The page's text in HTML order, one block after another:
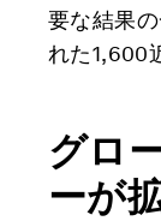
要な結果
れた1,600
グロ
ーが